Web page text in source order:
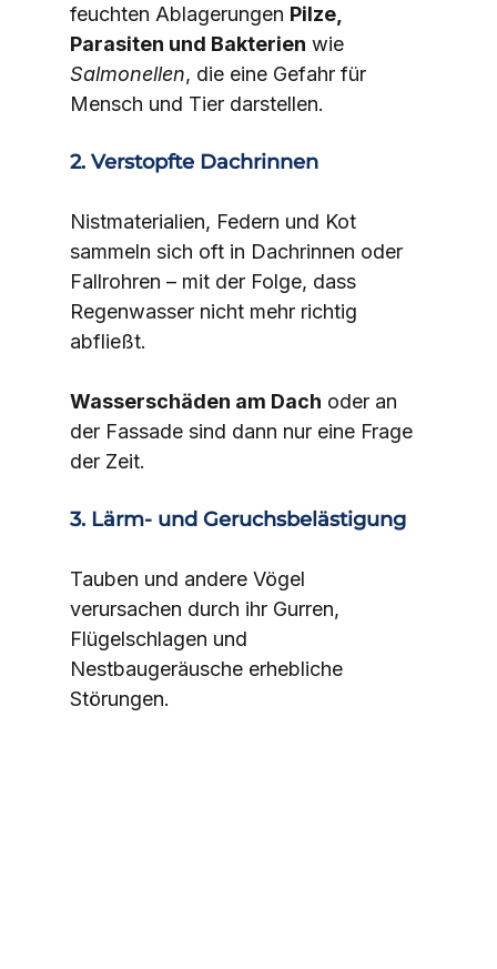
feuchten Ablagerungen Pilze,
Parasiten und Bakterien wie
Salmonellen, die eine Gefahr für
Mensch und Tier darstellen.
2. Verstopfte Dachrinnen
Nistmaterialien, Federn und Kot
sammeln sich oft in Dachrinnen oder
Fallrohren – mit der Folge, dass
Regenwasser nicht mehr richtig
abfließt.
Wasserschäden am Dach oder an
der Fassade sind dann nur eine Frage
der Zeit.
3. Lärm- und Geruchsbelästigung
Tauben und andere Vögel
verursachen durch ihr Gurren,
Flügelschlagen und
Nestbaugeräusche erhebliche
Störungen.